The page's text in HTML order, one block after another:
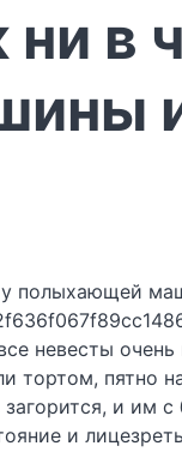
в
невесты
тортом, пятно
и
и